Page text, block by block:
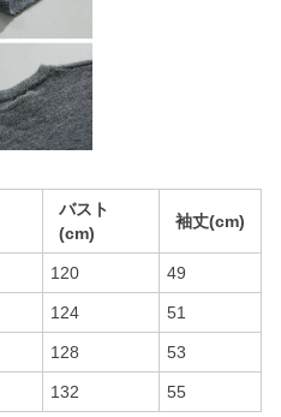
バスト
(cm)
袖丈(cm)
120 49
124 51
128 53
132 55